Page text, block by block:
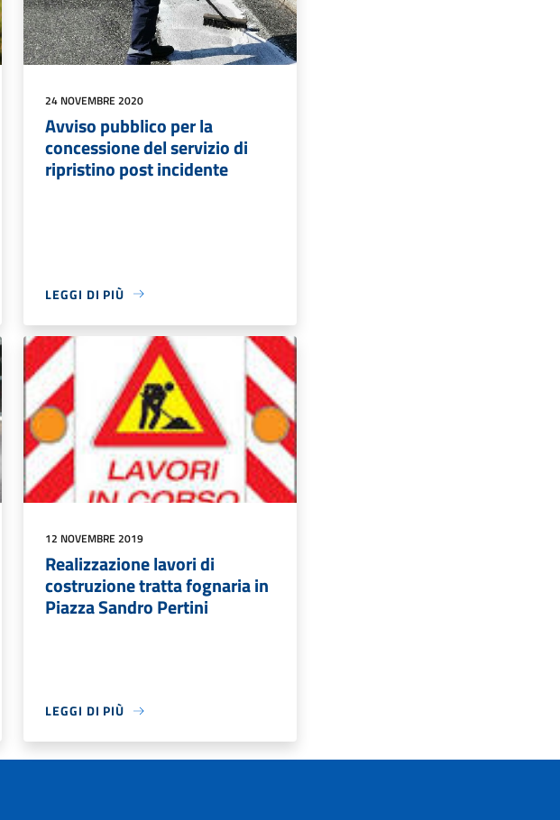
24 NOVEMBRE 2020
Avviso pubblico per la
concessione del servizio di
ripristino post incidente
LEGGI DI PIÙ
12 NOVEMBRE 2019
Realizzazione lavori di
costruzione tratta fognaria in
Piazza Sandro Pertini
LEGGI DI PIÙ